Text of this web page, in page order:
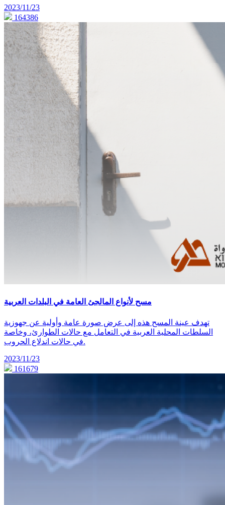
2023/11/23
164386
مسح لأنواع المالجئ العامة في البلدات العربية
تهدف عينة المسح هذه إلى عرض صورة عامة وأولية عن جهوزية
السلطات المحلية العربية في التعامل مع حالات الطوارئ، وخاصة
في حالات اندلاع الحروب.
2023/11/23
161679